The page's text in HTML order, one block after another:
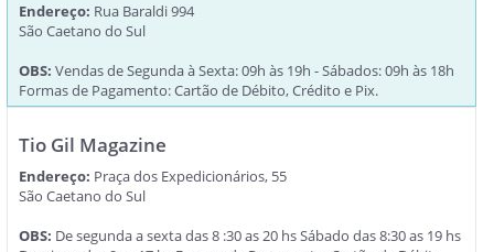
Endereço: Rua Baraldi 994
São Caetano do Sul
OBS: Vendas de Segunda à Sexta: 09h às 19h - Sábados: 09h às 18h
Formas de Pagamento: Cartão de Débito, Crédito e Pix.
Tio Gil Magazine
Endereço: Praça dos Expedicionários, 55
São Caetano do Sul
OBS: De segunda a sexta das 8 :30 as 20 hs Sábado das 8:30 as 19 hs